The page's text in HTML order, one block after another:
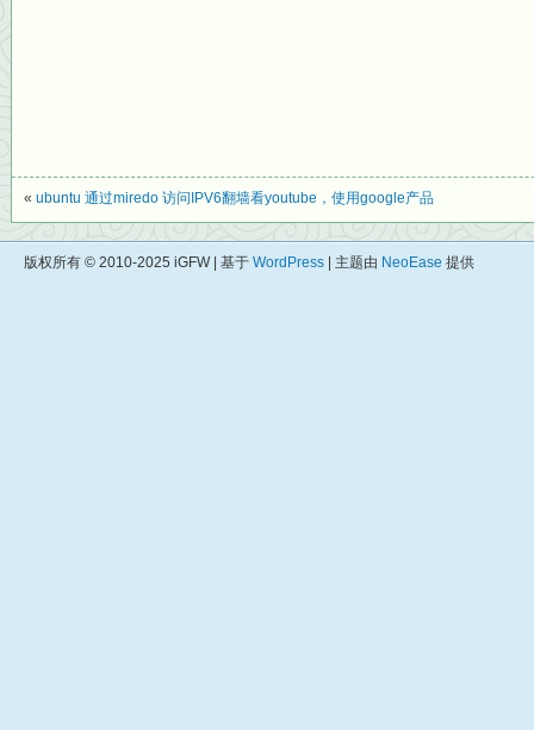
« ubuntu 通过miredo 访问IPV6翻墙看youtube，使用google产品
版权所有 © 2010-2025 iGFW | 基于 WordPress | 主题由 NeoEase 提供